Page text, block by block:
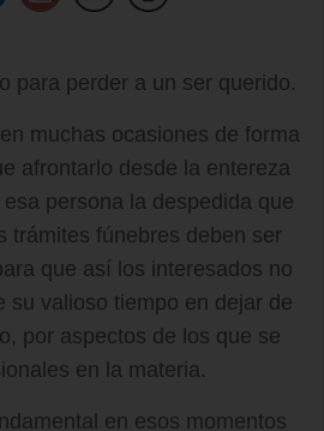
para perder a un ser querido.
muchas ocasiones de forma
afrontarlo desde la entereza
persona la despedida que
trámites fúnebres deben ser
que así los interesados no
su valioso tiempo en dejar de
por aspectos de los que se
en la materia.
en esos momentos